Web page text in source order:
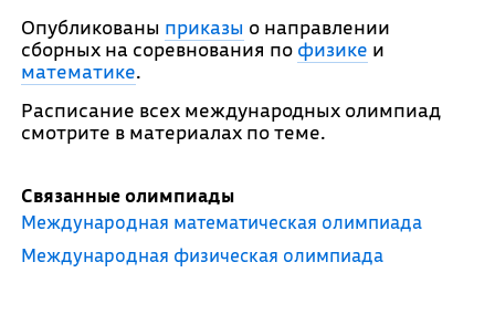
Опубликованы приказы о направлении
сборных на соревнования по физике и
математике.
Расписание всех международных олимпиад
смотрите в материалах по теме.
Связанные олимпиады
Международная математическая олимпиада
Международная физическая олимпиада